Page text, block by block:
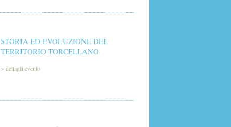
STORIA ED EVOLUZIONE DEL
TERRITORIO TORCELLANO
> dettagli evento